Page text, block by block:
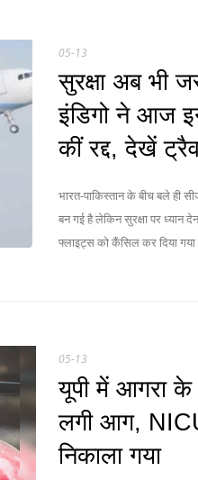
05-13
सुरक्षा अब भी
इंडिगो ने आज
कीं रद्द, देखें
भारत-पाकिस्तान के बीच बले ही
बन गई है लेकिन सुरक्षा पर ध्यान
फ्लाइट्स को कैंसिल कर दिया गया
05-13
यूपी में आगरा के
लगी आग,
निकाला गया